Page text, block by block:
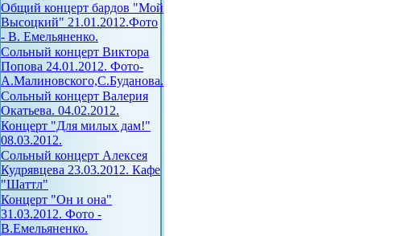
Общий концерт бардов "Мой
Высоцкий" 21.01.2012.Фото
- В. Емельяненко.
Сольный концерт Виктора
Попова 24.01.2012. Фото-
А.Малиновского,С.Буданова.
Сольный концерт Валерия
Окатьева. 04.02.2012.
Концерт "Для милых дам!"
08.03.2012.
Сольный концерт Алексея
Кудрявцева 23.03.2012. Кафе
"Шаттл"
Концерт "Он и она"
31.03.2012. Фото -
В.Емельяненко.